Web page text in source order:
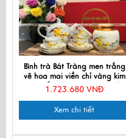
Bình trà Bát Tràng men trắng
vẽ hoa mai viền chỉ vàng kim
cao cấp+ hũ trà HBT1223/8
1.723.680 VNĐ
Xem chi tiết